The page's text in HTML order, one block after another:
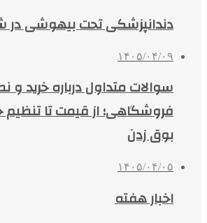
دندانپزشکی تحت بیهوشی در
۱۴۰۵/۰۴/۰۹
سوالات متداول درباره خرید
فروشگاهی؛ از قیمت تا
بوق زدن
۱۴۰۵/۰۴/۰۵
اخبار هفته